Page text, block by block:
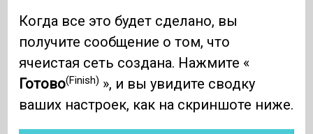
Когда все это будет сделано, вы
получите сообщение о том, что
ячеистая сеть создана. Нажмите «
Готово(Finish) », и вы увидите сводку
ваших настроек, как на скриншоте ниже.